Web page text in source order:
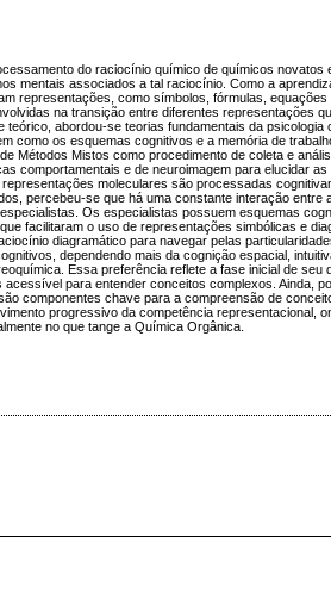
do raciocínio químico de químicos novatos
mentais associados a tal raciocínio. Como a
representações, como símbolos, fórmulas,
na transição entre diferentes representações
abordou-se teorias fundamentais da
como os esquemas cognitivos e a memória de
Métodos Mistos como procedimento de coleta e
comportamentais e de neuroimagem para elucidar
moleculares são processadas
percebeu-se que há uma constante interação
Os especialistas possuem esquemas
facilitaram o uso de representações simbólicas e
diagramático para navegar pelas
dependendo mais da cognição espacial,
Essa preferência reflete a fase inicial de seu
para entender conceitos complexos. Ainda,
componentes chave para a compreensão de
progressivo da competência representacional,
no que tange a Química Orgânica.